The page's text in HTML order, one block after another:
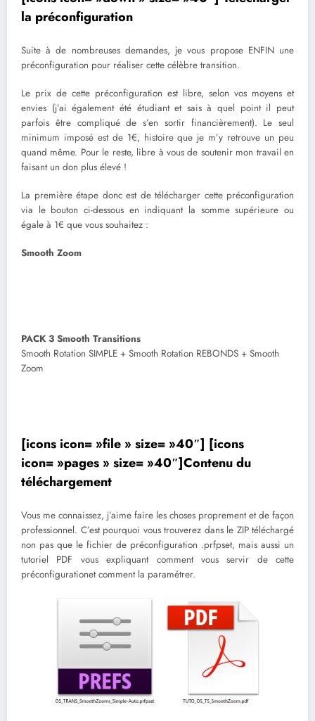
la préconfiguration
Suite à de nombreuses demandes, je vous propose ENFIN une
préconfiguration pour réaliser cette célèbre transition.
Le prix de cette préconfiguration est libre, selon vos moyens et
envies (j’ai également été étudiant et sais à quel point il peut
parfois être compliqué de s’en sortir financièrement). Le seul
minimum imposé est de 1€, histoire que je m’y retrouve un peu
quand même. Pour le reste, libre à vous de soutenir mon travail en
faisant un don plus élevé !
La première étape donc est de télécharger cette préconfiguration
via le bouton ci-dessous en indiquant la somme supérieure ou
égale à 1€ que vous souhaitez :
Smooth Zoom
PACK 3 Smooth Transitions
Smooth Rotation SIMPLE + Smooth Rotation REBONDS + Smooth
Zoom
[icons icon= »file » size= »40″] [icons
icon= »pages » size= »40″]Contenu du
téléchargement
Vous me connaissez, j’aime faire les choses proprement et de façon
professionnel. C’est pourquoi vous trouverez dans le ZIP téléchargé
non pas que le fichier de préconfiguration .prfpset, mais aussi un
tutoriel PDF vous expliquant comment vous servir de cette
préconfigurationet comment la paramétrer.